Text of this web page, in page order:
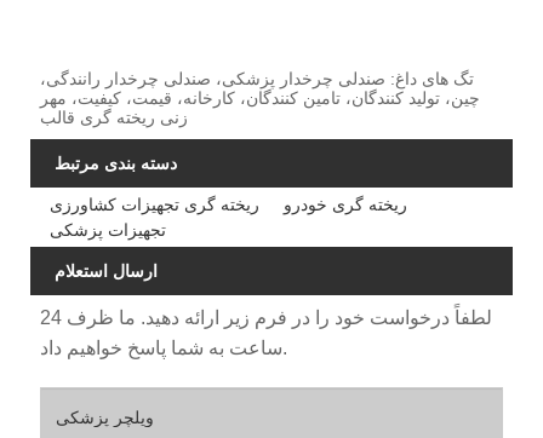
تگ های داغ: صندلی چرخدار پزشکی، صندلی چرخدار رانندگی،
چین، تولید کنندگان، تامین کنندگان، کارخانه، قیمت، کیفیت، مهر
زنی ریخته گری قالب
دسته بندی مرتبط
ریخته گری تجهیزات کشاورزی
ریخته گری خودرو
تجهیزات پزشکی
ارسال استعلام
لطفاً درخواست خود را در فرم زیر ارائه دهید. ما ظرف 24
ساعت به شما پاسخ خواهیم داد.